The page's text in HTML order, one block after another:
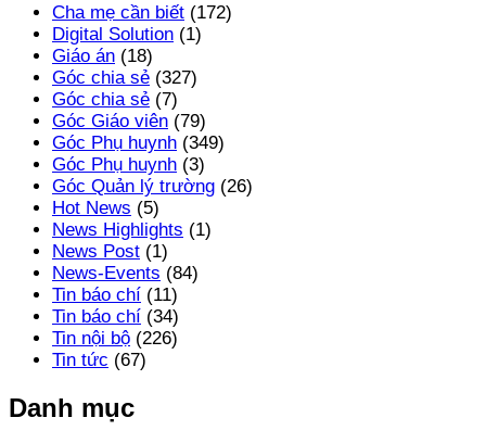
Cha mẹ cần biết (172)
Digital Solution (1)
Giáo án (18)
Góc chia sẻ (327)
Góc chia sẻ (7)
Góc Giáo viên (79)
Góc Phụ huynh (349)
Góc Phụ huynh (3)
Góc Quản lý trường (26)
Hot News (5)
News Highlights (1)
News Post (1)
News-Events (84)
Tin báo chí (11)
Tin báo chí (34)
Tin nội bộ (226)
Tin tức (67)
Danh mục